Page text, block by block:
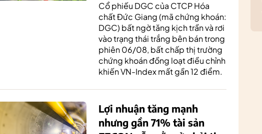
Cổ phiếu DGC của CTCP Hóa
chất Đức Giang (mã chứng khoán:
DGC) bất ngờ tăng kịch trần và rơi
vào trạng thái trắng bên bán trong
phiên 06/08, bất chấp thị trường
chứng khoán đồng loạt điều chỉnh
khiến VN-Index mất gần 12 điểm.
Lợi nhuận tăng mạnh
nhưng gần 71% tài sản